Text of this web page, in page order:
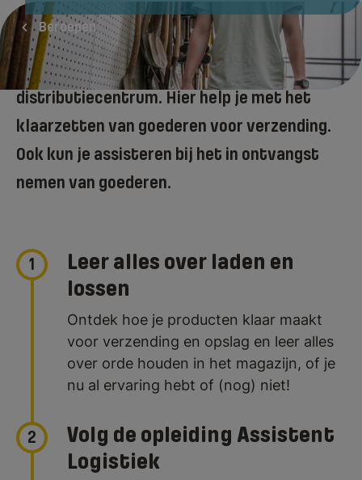
Beroepen
Als assistent medewerker bij een logistiek
bedrijf werk je vaak in een magazijn of in een
distributiecentrum. Hier help je met het
klaarzetten van goederen voor verzending.
Ook kun je assisteren bij het in ontvangst
nemen van goederen.
1
Leer alles over laden en
lossen
Ontdek hoe je producten klaar maakt
voor verzending en opslag en leer alles
over orde houden in het magazijn, of je
nu al ervaring hebt of (nog) niet!
2
Volg de opleiding Assistent
Logistiek